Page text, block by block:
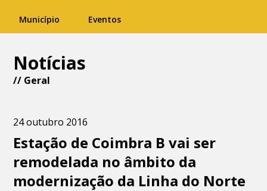
Município Eventos
Notícias
// Geral
24 outubro 2016
Estação de Coimbra B vai ser
remodelada no âmbito da
modernização da Linha do Norte